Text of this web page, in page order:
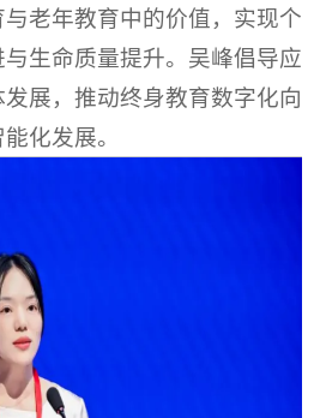
老年教育中的价值，实现个
生命质量提升。吴峰倡导应
展，推动终身教育数字化向
化发展。